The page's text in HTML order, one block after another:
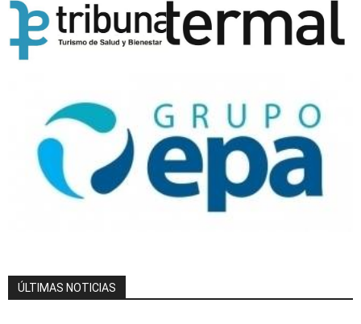
ÚLTIMAS NOTICIAS